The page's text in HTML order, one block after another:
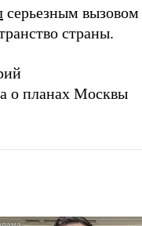
серьезным вызовом
страны.
о планах Москвы